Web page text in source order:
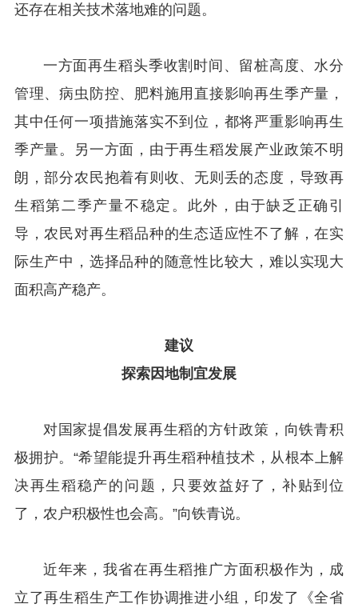
还存在相关技术落地难的问题。
一方面再生稻头季收割时间、留桩高度、水分
管理、病虫防控、肥料施用直接影响再生季产量，
其中任何一项措施落实不到位，都将严重影响再生
季产量。另一方面，由于再生稻发展产业政策不明
朗，部分农民抱着有则收、无则丢的态度，导致再
生稻第二季产量不稳定。此外，由于缺乏正确引
导，农民对再生稻品种的生态适应性不了解，在实
际生产中，选择品种的随意性比较大，难以实现大
面积高产稳产。
建议
探索因地制宜发展
对国家提倡发展再生稻的方针政策，向铁青积
极拥护。“希望能提升再生稻种植技术，从根本上解
决再生稻稳产的问题，只要效益好了，补贴到位
了，农户积极性也会高。”向铁青说。
近年来，我省在再生稻推广方面积极作为，成
立了再生稻生产工作协调推进小组，印发了《全省